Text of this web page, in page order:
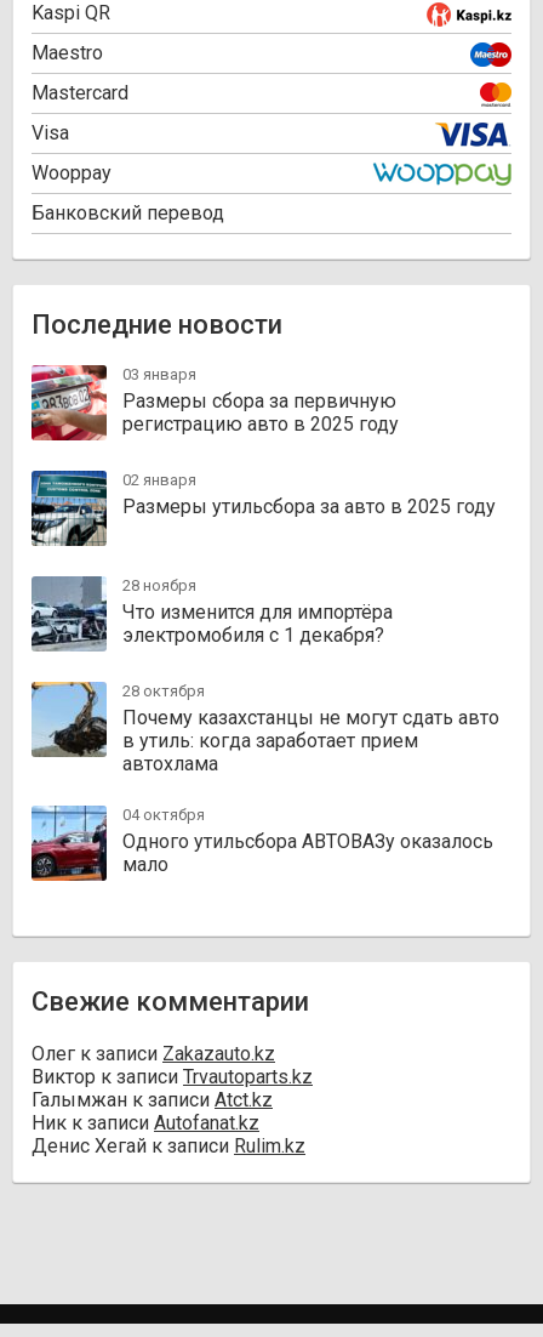
Kaspi QR
Maestro
Mastercard
Visa
Wooppay
Банковский перевод
Последние новости
03 января
Размеры сбора за первичную
регистрацию авто в 2025 году
02 января
Размеры утильсбора за авто в 2025 году
28 ноября
Что изменится для импортёра
электромобиля с 1 декабря?
28 октября
Почему казахстанцы не могут сдать авто
в утиль: когда заработает прием
автохлама
04 октября
Одного утильсбора АВТОВАЗу оказалось
мало
Свежие комментарии
Олег к записи Zakazauto.kz
Виктор к записи Trvautoparts.kz
Галымжан к записи Atct.kz
Ник к записи Autofanat.kz
Денис Хегай к записи Rulim.kz